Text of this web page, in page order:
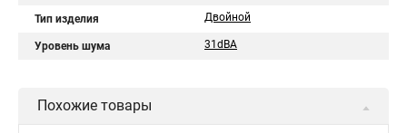
Тип изделия Двойной
Уровень шума 31dBA
Похожие товары